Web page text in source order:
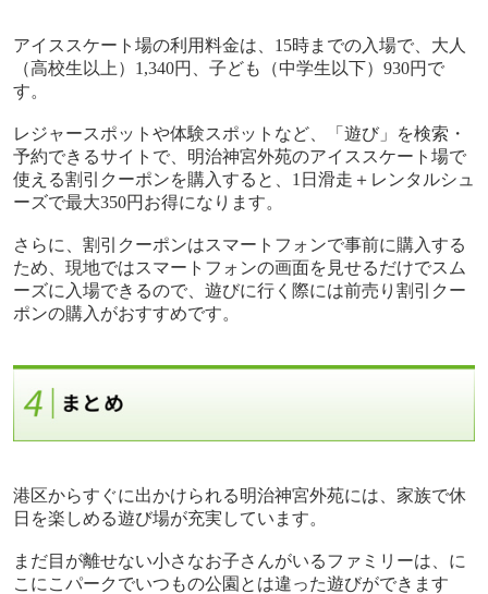
アイススケート場の利用料金は、 15時までの入場で、大人
（高校生以上） 1,340円、子ども（中学生以下） 930円で
す。
レジャースポットや体験スポットなど、「遊び」を検索・
予約できるサイトで、明治神宮外苑のアイススケート場で
使える割引クーポンを購入すると、 1 日滑走＋レンタルシュ
ーズで最大350円お得になります。
さらに、割引クーポンはスマートフォンで事前に購入する
ため、現地ではスマートフォンの画面を見せるだけでスム
ーズに入場できるので、遊びに行く際には前売り割引クー
ポンの購入がおすすめです。
港区からすぐに出かけられる明治神宮外苑には、家族で休
日を楽しめる遊び場が充実しています。
まだ目が離せない小さなお子さんがいるファミリーは、に
こにこパークでいつもの公園とは違った遊びができます